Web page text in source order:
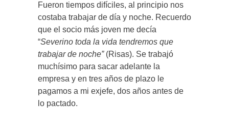
Fueron tiempos difíciles, al principio nos
costaba trabajar de día y noche. Recuerdo
que el socio más joven me decía
“Severino toda la vida tendremos que
trabajar de noche”(Risas). Se trabajó
muchísimo para sacar adelante la
empresa y en tres años de plazo le
pagamos a mi exjefe, dos años antes de
lo pactado.